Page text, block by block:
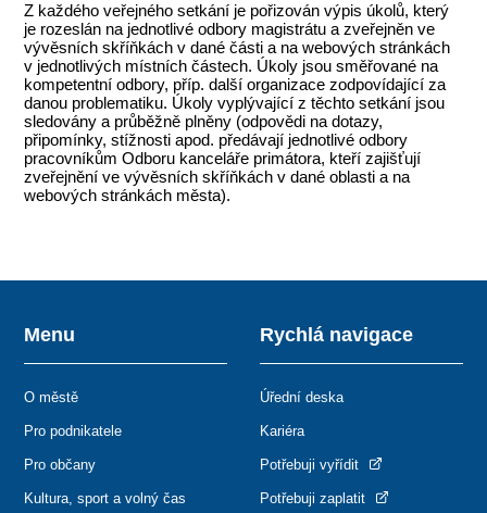
Z každého veřejného setkání je pořizován výpis úkolů, který
je rozeslán na jednotlivé odbory magistrátu a zveřejněn ve
vývěsních skříňkách v dané části a na webových stránkách
v jednotlivých místních částech. Úkoly jsou směřované na
kompetentní odbory, příp. další organizace zodpovídající za
danou problematiku. Úkoly vyplývající z těchto setkání jsou
sledovány a průběžně plněny (odpovědi na dotazy,
připomínky, stížnosti apod. předávají jednotlivé odbory
pracovníkům Odboru kanceláře primátora, kteří zajišťují
zveřejnění ve vývěsních skříňkách v dané oblasti a na
webových stránkách města).
Menu
O městě
Pro podnikatele
Pro občany
Kultura, sport a volný čas
Rychlá navigace
Úřední deska
Kariéra
Potřebuji vyřídit
Potřebuji zaplatit